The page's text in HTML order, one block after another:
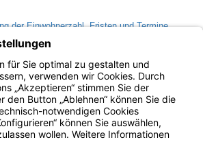
der Einwohnerzahl, Fristen und Termine